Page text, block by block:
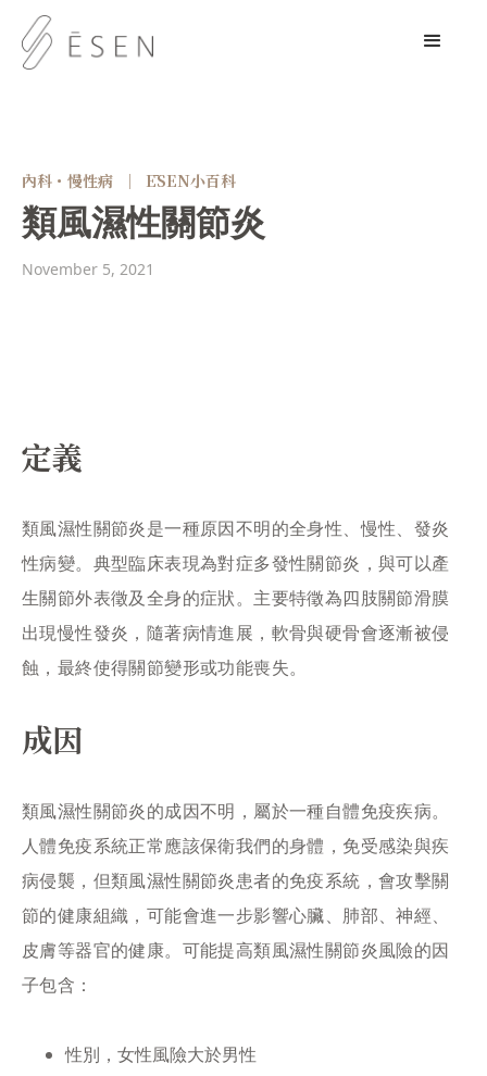
內科・慢性病 ｜ ĒSEN小百科
類風濕性關節炎
November 5, 2021
定義
類風濕性關節炎是一種原因不明的全身性、慢性、發炎
性病變。典型臨床表現為對症多發性關節炎，與可以產
生關節外表徵及全身的症狀。主要特徵為四肢關節滑膜
出現慢性發炎，隨著病情進展，軟骨與硬骨會逐漸被侵
蝕，最終使得關節變形或功能喪失。
成因
類風濕性關節炎的成因不明，屬於一種自體免疫疾病。
人體免疫系統正常應該保衛我們的身體，免受感染與疾
病侵襲，但類風濕性關節炎患者的免疫系統，會攻擊關
節的健康組織，可能會進一步影響心臟、肺部、神經、
皮膚等器官的健康。可能提高類風濕性關節炎風險的因
子包含：
性別，女性風險大於男性